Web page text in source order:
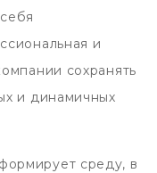
и
сохранять
и динамичных
среду, в